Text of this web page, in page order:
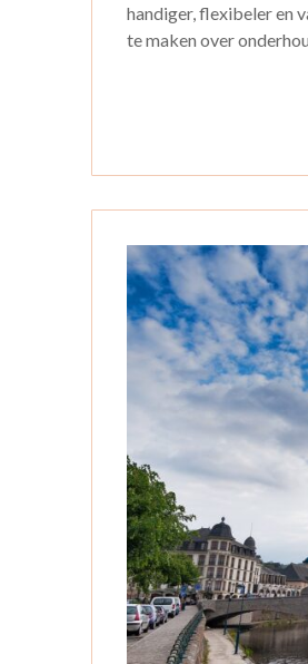
handiger, flexibeler en
te maken over